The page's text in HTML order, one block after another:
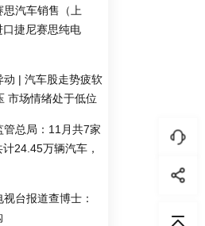
汽车销售（上
捷尼赛思纯电
| 汽车股走势疲软
市场情绪处于低位
总局：11月共7家
24.45万辆汽车，
台报道查博士：